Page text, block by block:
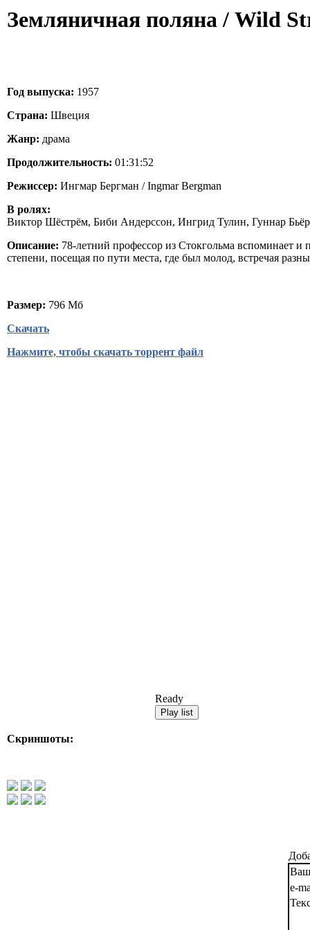
Земляничная поляна / Wild
Год выпуска: 1957
Страна: Швеция
Жанр: драма
Продолжительность: 01:31:52
Режиссер: Ингмар Бергман / Ingmar Bergman
В ролях:
Виктор Шёстрём, Биби Андерссон, Ингрид Тулин, Гуннар
Описание: 78-летний профессор из Стокгольма вспоминает и
степени, посещая по пути места, где был молод, встречая
Размер: 796 Мб
Скачать
Нажмите, чтобы скачать торрент файл
Ready
Скриншоты:
e-